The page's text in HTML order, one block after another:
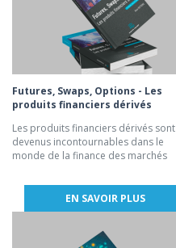
Futures, Swaps, Options - Les
produits financiers dérivés
Les produits financiers dérivés sont
devenus incontournables dans le
monde de la finance des marchés
EN SAVOIR PLUS